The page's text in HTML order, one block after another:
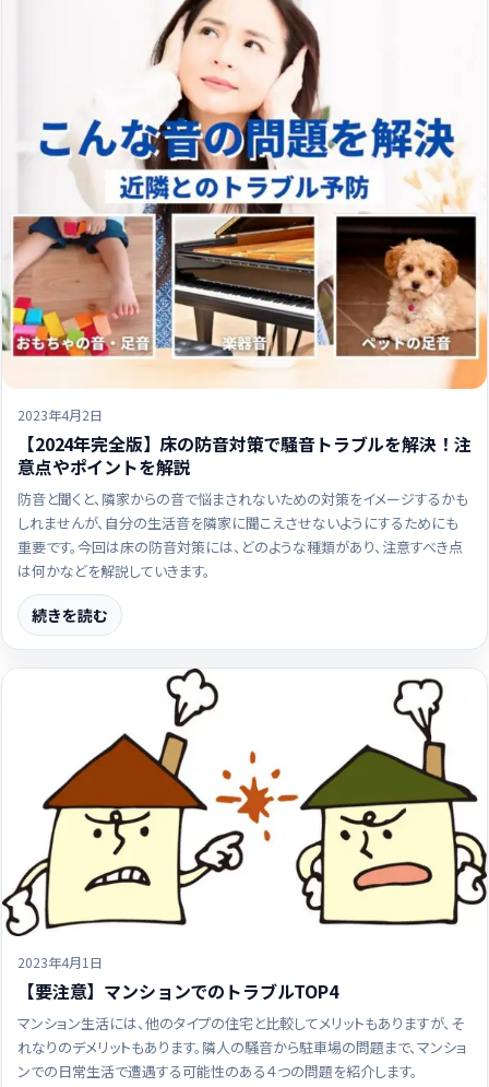
2023年4月2日
【2024年完全版】床の防音対策で騒音トラブルを解決！注
意点やポイントを解説
防音と聞くと、隣家からの音で悩まされないための対策をイメージするかも
しれませんが、自分の生活音を隣家に聞こえさせないようにするためにも
重要です。今回は床の防音対策には、どのような種類があり、注意すべき点
は何かなどを解説していきます。
続きを読む
2023年4月1日
【要注意】マンションでのトラブルTOP4
マンション生活には、他のタイプの住宅と比較してメリットもありますが、そ
れなりのデメリットもあります。隣人の騒音から駐車場の問題まで、マンショ
ンでの日常生活で遭遇する可能性のある４つの問題を紹介します。